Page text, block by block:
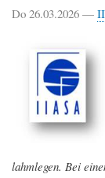
Do 26.03.2026 —
lahmlegen. Bei